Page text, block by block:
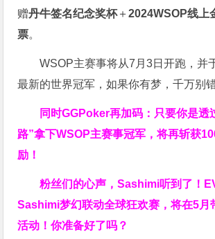
赠丹牛签名纪念奖杯＋2024WSOP线上
票。
WSOP主赛事将从7月3日开跑，并
最新的世界冠军，如果你有梦，千万别错
同时GGPoker再加码：只要你是透
路”拿下WSOP主赛事冠军，将再斩获
励！
粉丝们的心声，Sashimi听到了！
Sashimi梦幻联动全球狂欢赛，将在5月
活动！你准备好了吗？